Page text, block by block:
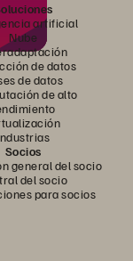
artificial
Nube
de datos
de datos
de alto
Socios
general del socio
del socio
para socios